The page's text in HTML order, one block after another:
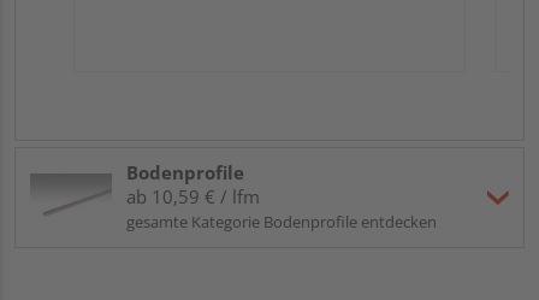
Bodenprofile
ab 10,59 € / lfm
gesamte Kategorie Bodenprofile entdecken